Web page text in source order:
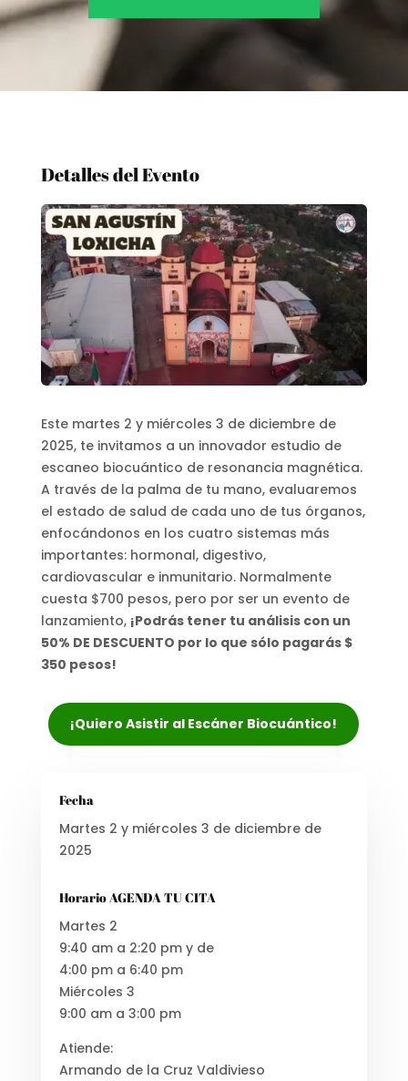
Detalles del Evento
Este martes 2 y miércoles 3 de diciembre de
2025, te invitamos a un innovador estudio de
escaneo biocuántico de resonancia magnética.
A través de la palma de tu mano, evaluaremos
el estado de salud de cada uno de tus órganos,
enfocándonos en los cuatro sistemas más
importantes: hormonal, digestivo,
cardiovascular e inmunitario. Normalmente
cuesta $700 pesos, pero por ser un evento de
lanzamiento, ¡Podrás tener tu análisis con un
50% DE DESCUENTO por lo que sólo pagarás $
350 pesos!
¡Quiero Asistir al Escáner Biocuántico!
Fecha
Martes 2 y miércoles 3 de diciembre de
2025
Horario AGENDA TU CITA
Martes 2
9:40 am a 2:20 pm y de
4:00 pm a 6:40 pm
Miércoles 3
9:00 am a 3:00 pm
Atiende:
Armando de la Cruz Valdivieso